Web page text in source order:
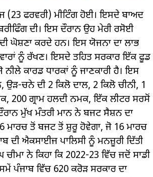
(23 ਫਰਵਰੀ) ਮੀਟਿੰਗ ਹੋਈ। ਇਸਦੇ ਬਾਅਦ
ਦੀ। ਇਸ ਦੌਰਾਨ ਉਹ ਮੇਰੀ ਰਸੋਈ
ਘੋਸ਼ਣਾ ਕਰਦੇ ਹਨ। ਇਸ ਯੋਜਨਾ ਦਾ ਲਾਭ
ਨੂੰ ਰੱਖਣ। ਇਸਦੇ ਤਹਿਤ ਸਰਕਾਰ ਇੱਕ ਫੂਡ
ਕਾਰਡ ਧਾਰਕਾਂ ਨੂੰ ਜਾਣਕਾਰੀ ਹੈ। ਇਸ
ਉੜ-ਚਨੇ ਦੀ 2 ਕਿਲੋ ਦਾਲ, 2 ਕਿਲੋ ਚੀਨੀ, 1
200 ਗ੍ਰਾਮ ਹਲਦੀ ਨਮਕ, ਇੱਕ ਲੀਟਰ ਸਰਸੋਂ
ਮੁੱਖ ਮੰਤਰੀ ਮਾਨ ਨੇ ਬਜਟ ਸੈਸ਼ਨ ਦਾ
6 ਮਾਰਚ ਤੋਂ ਬਜਟ ਤੋਂ ਸ਼ੁਰੂ ਹੋਵੇਗਾ, ਜੋ 16 ਮਾਰਚ
ਦੀ ਐਕਸਾਈਜ ਪਾਲਿਸੀ ਨੂੰ ਮਨਜ਼ੂਰੀ ਦਿੱਤੀ
ਚੀਮਾ ਨੇ ਕਿਹਾ ਕਿ 2022-23 ਵਿੱਚ ਜਦੋਂ ਸਾਡੀ
ਪੰਜਾਬ ਵਿੱਚ 620 ਕਰੋੜ ਸਰਕਾਰ ਦਾ